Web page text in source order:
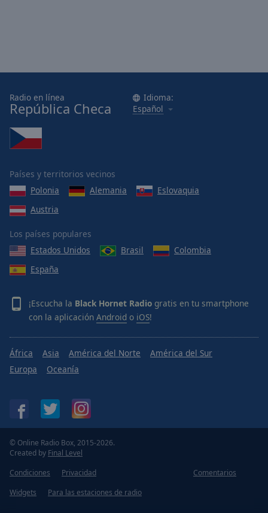
Radio en línea
República Checa
Idioma:
Español
Países y territorios vecinos
Polonia
Alemania
Eslovaquia
Austria
Los países populares
Estados Unidos
Brasil
Colombia
España
¡Escucha la Black Hornet Radio gratis en tu smartphone
con la aplicación Android o iOS!
África Asia América del Norte
América del Sur
Europa
Oceanía
© Online Radio Box, 2015-2026.
Created by Final Level
Condiciones
Privacidad
Comentarios
Widgets
Para las estaciones de radio